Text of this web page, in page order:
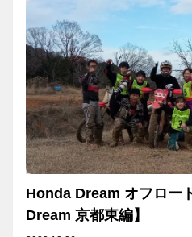
Honda Dream オフロー
Dream 京都東編】